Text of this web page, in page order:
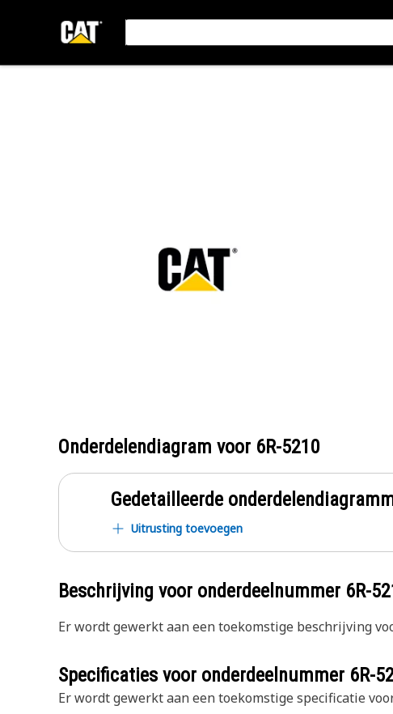
Onderdelendiagram voor 6R-5210
Gedetailleerde
Uitrusting toevoegen
Beschrijving voor onderdeelnummer 6R-
Er wordt gewerkt aan een toekomstige beschrijving
Specificaties voor onderdeelnummer 6R-
Er wordt gewerkt aan een toekomstige specificatie